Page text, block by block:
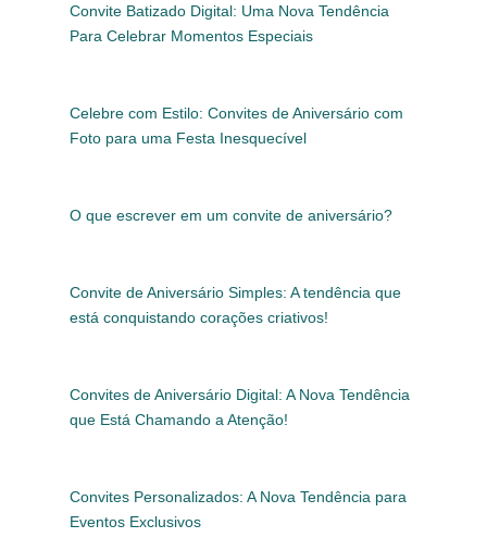
Convite Batizado Digital: Uma Nova Tendência
Para Celebrar Momentos Especiais
Celebre com Estilo: Convites de Aniversário com
Foto para uma Festa Inesquecível
O que escrever em um convite de aniversário?
Convite de Aniversário Simples: A tendência que
está conquistando corações criativos!
Convites de Aniversário Digital: A Nova Tendência
que Está Chamando a Atenção!
Convites Personalizados: A Nova Tendência para
Eventos Exclusivos